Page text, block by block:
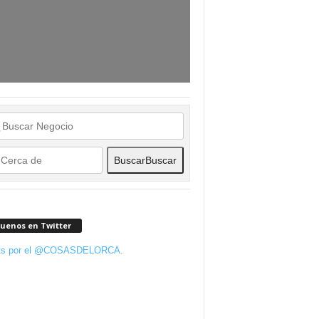
BuscarBuscar
en Twitter
por el @COSASDELORCA.